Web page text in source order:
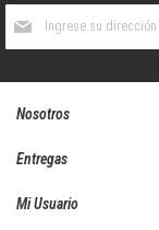
boletín
Nosotros
Entregas
Mi Usuario